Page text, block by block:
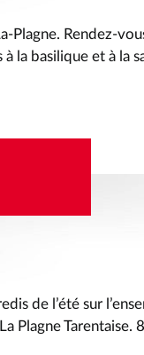
Plagne. Rendez-
la basilique et à la
AU
de l’été sur
Plagne